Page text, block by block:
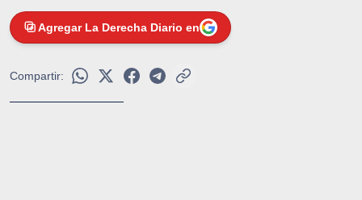
Agregar La Derecha Diario en
Compartir: